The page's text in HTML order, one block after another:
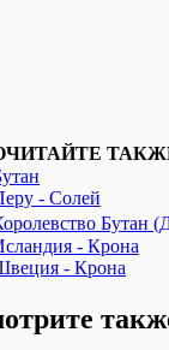
- Солей
Бутан
- Крона
- Крона